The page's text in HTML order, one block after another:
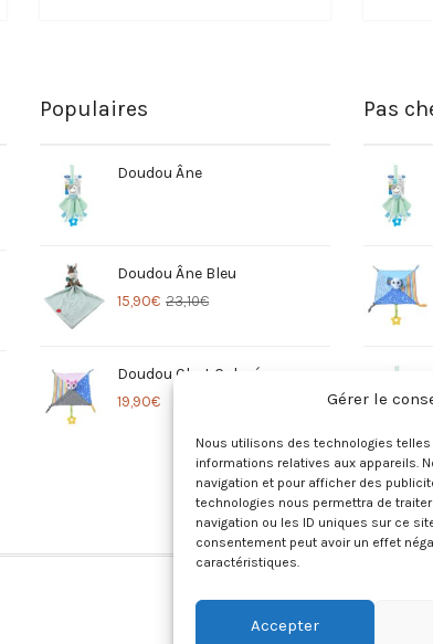
Gérer le
Nous utilisons des technologies
informations relatives aux appareils.
navigation et pour afficher des
technologies nous permettra de
navigation ou les ID uniques sur ce
consentement peut avoir un effet
caractéristiques.
Accepter
Populaires
Doudou Âne
Doudou Âne Bleu
23,10€
15,90€
Doudou Chat Coloré
19,90€
Pas